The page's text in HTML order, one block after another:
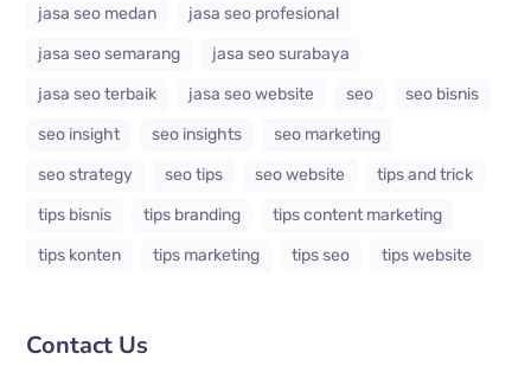
jasa seo medan
jasa seo profesional
jasa seo semarang
jasa seo surabaya
jasa seo terbaik
jasa seo website seo
seo bisnis
seo insight
seo insights
seo marketing
seo strategy
seo tips seo website
tips and trick
tips bisnis
tips branding
tips content marketing
tips konten
tips marketing tips seo tips website
Contact Us